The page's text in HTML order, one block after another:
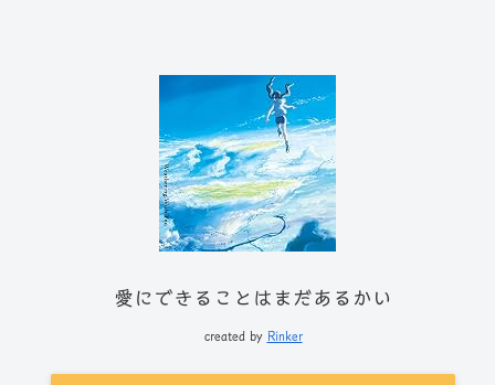
愛にできることはまだあるかい
created by Rinker